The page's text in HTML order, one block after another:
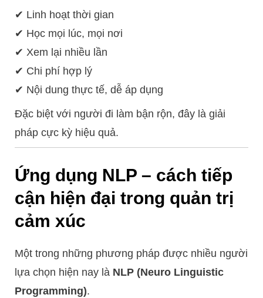
✔ Linh hoạt thời gian
✔ Học mọi lúc, mọi nơi
✔ Xem lại nhiều lần
✔ Chi phí hợp lý
✔ Nội dung thực tế, dễ áp dụng
Đặc biệt với người đi làm bận rộn, đây là giải
pháp cực kỳ hiệu quả.
Ứng dụng NLP – cách tiếp
cận hiện đại trong quản trị
cảm xúc
Một trong những phương pháp được nhiều người
lựa chọn hiện nay là NLP (Neuro Linguistic
Programming).